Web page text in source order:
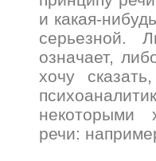
и какая-
серьезной.
означает,
хочу
некоторыми
речи: